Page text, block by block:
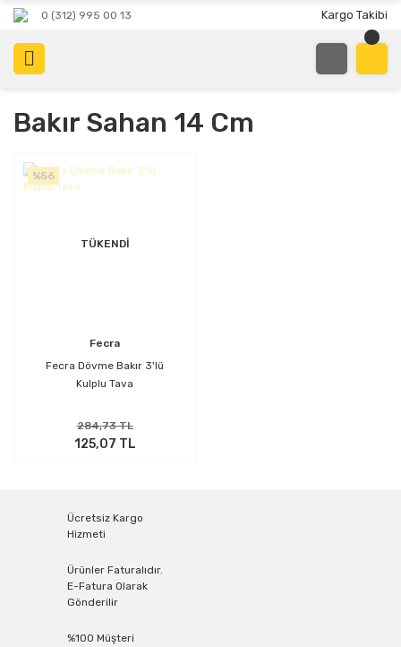
0 (312) 995 00 13 Kargo Takibi
Bakır Sahan 14 Cm
%56
TÜKENDİ
Fecra
Fecra Dövme Bakır 3'lü
Kulplu Tava
284,73 TL
125,07 TL
Ücretsiz Kargo
Hizmeti
Ürünler Faturalıdır.
E-Fatura Olarak
Gönderilir
%100 Müşteri